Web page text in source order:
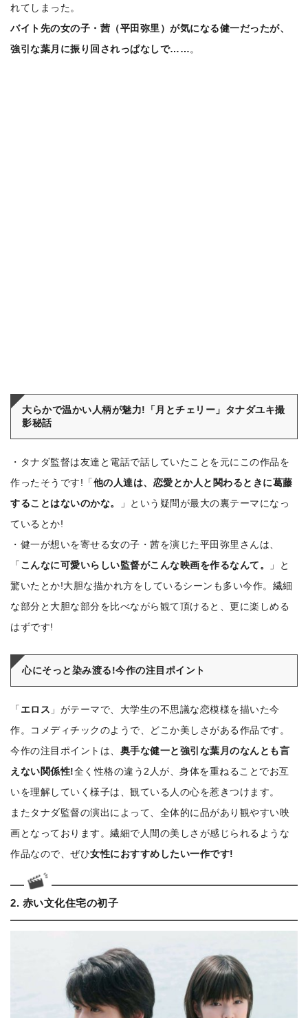
れてしまった。
バイト先の女の子・茜（平田弥里）が気になる健一だったが、
強引な葉月に振り回されっぱなしで……。
大らかで温かい人柄が魅力!「月とチェリー」タナダユキ撮
影秘話
・タナダ監督は友達と電話で話していたことを元にこの作品を
作ったそうです!「他の人達は、恋愛とか人と関わるときに葛藤
することはないのかな。
」という疑問が最大の裏テーマになっ
ているとか!
・健一が想いを寄せる女の子・茜を演じた平田弥里さんは、
「 こんなに可愛いらしい監督がこんな映画を作るなんて。
」と
驚いたとか!大胆な描かれ方をしているシーンも多い今作。繊細
な部分と大胆な部分を比べながら観て頂けると、更に楽しめる
はずです!
心にそっと染み渡る!今作の注目ポイント
「 エロス 」がテーマで、大学生の不思議な恋模様を描いた今
作。コメディチックのようで、どこか美しさがある作品です。
今作の注目ポイントは、 奥手な健一と強引な葉月のなんとも言
えない関係性!全く性格の違う2人が、身体を重ねることでお互
いを理解していく様子は、観ている人の心を惹きつけます。
またタナダ監督の演出によって、全体的に品があり観やすい映
画となっております。繊細で人間の美しさが感じられるような
作品なので、ぜひ女性におすすめしたい一作です!
2. 赤い文化住宅の初子